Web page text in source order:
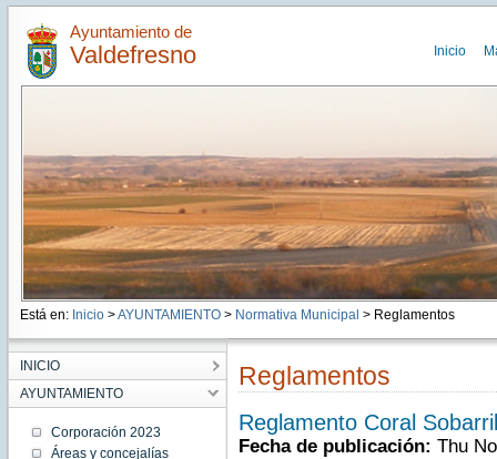
Ayuntamiento de
Valdefresno Inicio
Está en: Inicio >AYUNTAMIENTO> Normativa Municipal > Reglamentos
INICIO
AYUNTAMIENTO
Corporación 2023
Áreas y concejalías
Reglamentos
Reglamento Coral
Fecha de publicación: Thu